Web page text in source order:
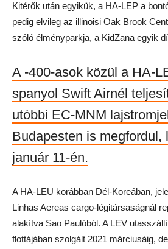
Kitérők után egyikük, a HA-LEP a
pedig elvileg az illinoisi Oak Brook
szóló élményparkja, a KidZana egyik
A -400-asok közül a HA-
spanyol Swift Airnél
utóbbi EC-MNM
Budapesten is megfordul,
január 11-én.
A HA-LEU korábban Dél-Koreában,
Linhas Aereas cargo-légitársaságnál
alakítva Sao Paulóból. A LEV
flottájában szolgált 2021 márciusáig,